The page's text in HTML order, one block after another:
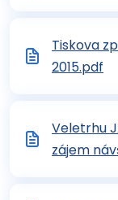
Tiskova
2015.pdf
Veletrhu
zájem